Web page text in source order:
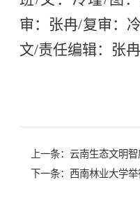
审：张冉/复审：
文/责任编辑：张冉
上一条： 云南生态文明
下一条： 西南林业大学